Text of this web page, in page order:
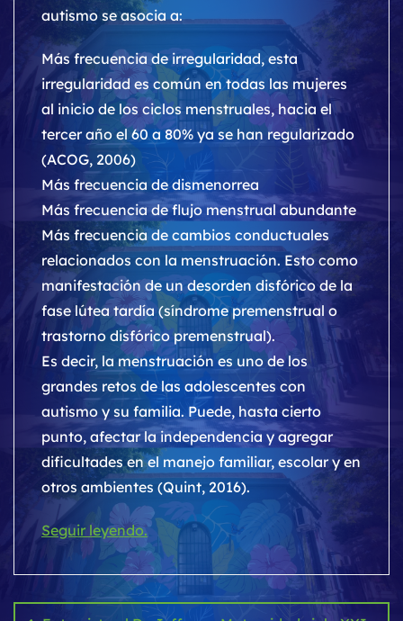
autismo se asocia a:
Más frecuencia de irregularidad, esta
irregularidad es común en todas las mujeres
al inicio de los ciclos menstruales, hacia el
tercer año el 60 a 80% ya se han regularizado
(ACOG, 2006)
Más frecuencia de dismenorrea
Más frecuencia de flujo menstrual abundante
Más frecuencia de cambios conductuales
relacionados con la menstruación. Esto como
manifestación de un desorden disfórico de la
fase lútea tardía (síndrome premenstrual o
trastorno disfórico premenstrual).
Es decir, la menstruación es uno de los
grandes retos de las adolescentes con
autismo y su familia. Puede, hasta cierto
punto, afectar la independencia y agregar
dificultades en el manejo familiar, escolar y en
otros ambientes (Quint, 2016).
Seguir leyendo.
Navegación
de